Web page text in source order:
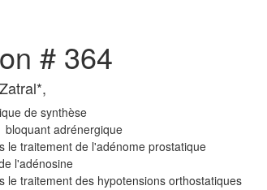
# 364
de synthèse
bloquant adrénergique
le traitement de l'adénome prostatique
l'adénosine
le traitement des hypotensions orthostatiques